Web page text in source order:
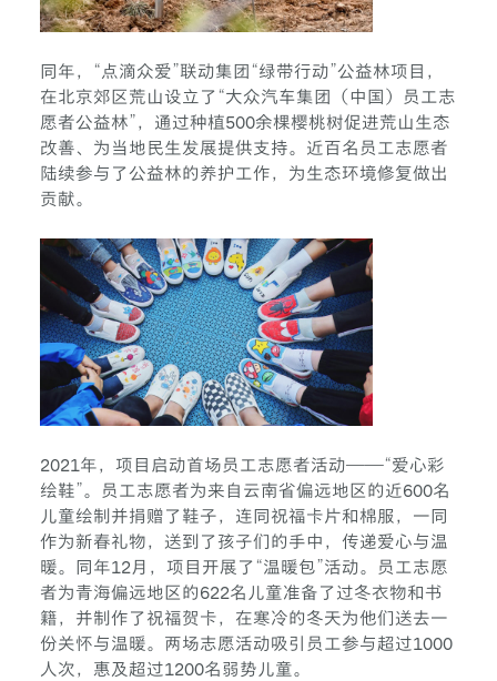
同年，“点滴众爱”联动集团“绿带行动”公益林项目，
在北京郊区荒山设立了“大众汽车集团（中国）员工志
愿者公益林”，通过种植500余棵樱桃树促进荒山生态
改善、为当地民生发展提供支持。近百名员工志愿者
陆续参与了公益林的养护工作，为生态环境修复做出
贡献。
2021年，项目启动首场员工志愿者活动——“爱心彩
绘鞋”。员工志愿者为来自云南省偏远地区的近600名
儿童绘制并捐赠了鞋子，连同祝福卡片和棉服，一同
作为新春礼物，送到了孩子们的手中，传递爱心与温
暖。同年12月，项目开展了“温暖包”活动。员工志愿
者为青海偏远地区的622名儿童准备了过冬衣物和书
籍，并制作了祝福贺卡，在寒冷的冬天为他们送去一
份关怀与温暖。两场志愿活动吸引员工参与超过1000
人次，惠及超过1200名弱势儿童。